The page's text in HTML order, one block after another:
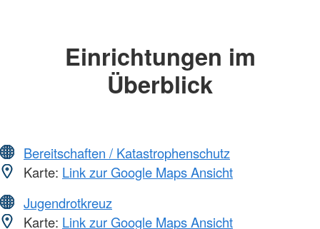
Einrichtungen im
Überblick
Bereitschaften / Katastrophenschutz
Karte: Link zur Google Maps Ansicht
Jugendrotkreuz
Karte: Link zur Google Maps Ansicht